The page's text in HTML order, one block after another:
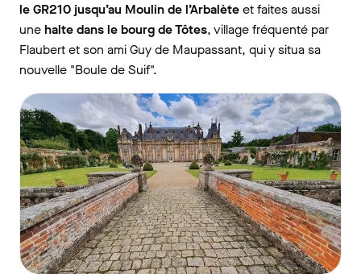
le GR210 jusqu’au Moulin de l’Arbalèteet faites aussi
unehalte dans le bourg de Tôtes, village fréquenté par
Flaubert et son ami Guy de Maupassant, qui y situa sa
nouvelle "Boule de Suif".